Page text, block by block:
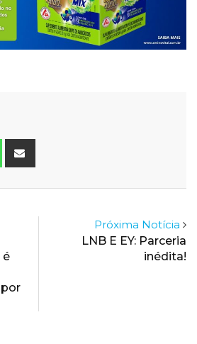
Whatsapp
é
Próxima Notícia
LNB E EY: Parceria
inédita!